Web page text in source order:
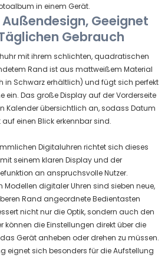
in einem Gerät.
Außendesign, Geeignet
Gebrauch
mit ihrem schlichten, quadratischen
Rand ist aus mattweißem Material
in Schwarz erhältlich) und fügt sich perfekt
ein. Das große Display auf der Vorderseite
Kalender übersichtlich an, sodass Datum
auf einen Blick erkennbar sind.
Digitaluhren richtet sich dieses
seinem klaren Display und der
an anspruchsvolle Nutzer.
Modellen digitaler Uhren sind sieben neue,
Rand angeordnete Bedientasten
nicht nur die Optik, sondern auch den
können die Einstellungen direkt über die
Gerät anheben oder drehen zu müssen.
eignet sich besonders für die Aufstellung